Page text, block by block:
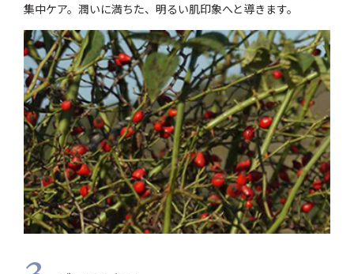
集中ケア。潤いに満ちた、明るい肌印象へと導きます。